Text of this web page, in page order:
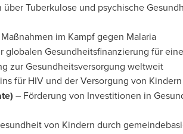
Tuberkulose und psychische
im Kampf gegen Malaria
globalen Gesundheitsfinanzierung für
zur Gesundheitsversorgung weltweit
für HIV und der Versorgung von
– Förderung von Investitionen in
von Kindern durch